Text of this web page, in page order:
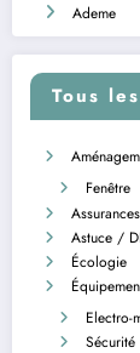
Ademe
Tous
Fenêtre
Astuce /
Écologie
Electro-
Sécurité